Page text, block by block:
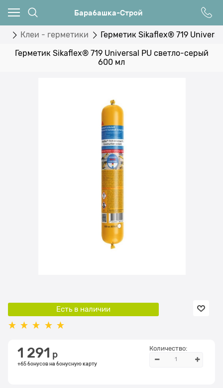
Барабашка-Строй
Клеи - герметики Герметик Sikaflex® 719
Герметик Sikaflex® 719 Universal PU светло-серый
600 мл
Есть в наличии
1 291 р
+65 бонусов на бонусную карту
Количество: